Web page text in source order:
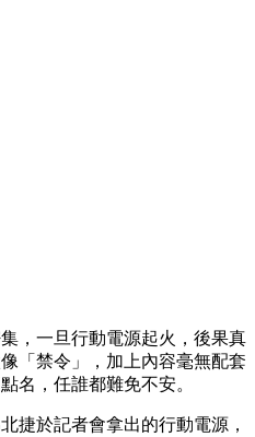
，一旦行動電源起火，後果真
「禁令」，加上內容毫無配套
名，任誰都難免不安。
捷於記者會拿出的行動電源，